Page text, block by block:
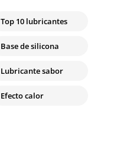
Top 10 lubricantes
Base de silicona
Lubricante sabor
Efecto calor